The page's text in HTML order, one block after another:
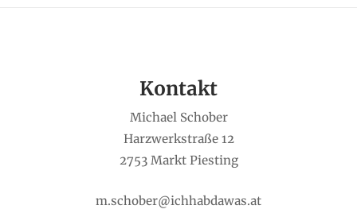
Kontakt
Michael Schober
Harzwerkstraße 12
2753 Markt Piesting
m.schober@ichhabdawas.at